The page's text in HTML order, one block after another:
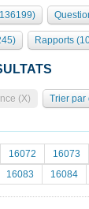
et autres
l'Assemblée
des
chiffres clés
référence
de
du palais
séance
Rapports
(X) Trier par
16072 16073
16083 16084